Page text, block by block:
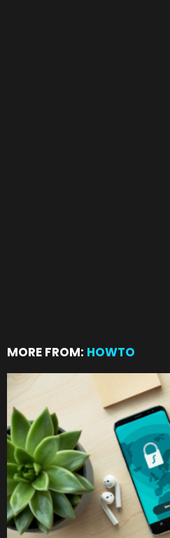
MORE FROM: HOWTO